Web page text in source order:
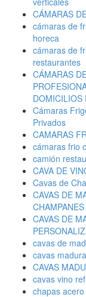
CÁMARAS
cámaras de
horeca
cámaras de
restaurantes
CÁMARAS
DOMICILIOS
Cámaras
Privados
CAMARAS
cámaras frio
camión
CAVA DE
Cavas de
CAVAS DE
CAVAS DE
cavas de
cavas
CAVAS
cavas vino
chapas